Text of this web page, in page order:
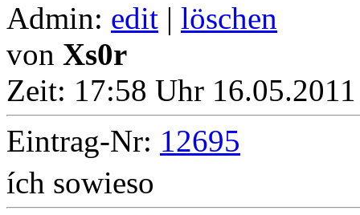
Admin: edit | löschen
von Xs0r
Zeit: 17:58 Uhr
Eintrag-Nr: 12695
ích sowieso